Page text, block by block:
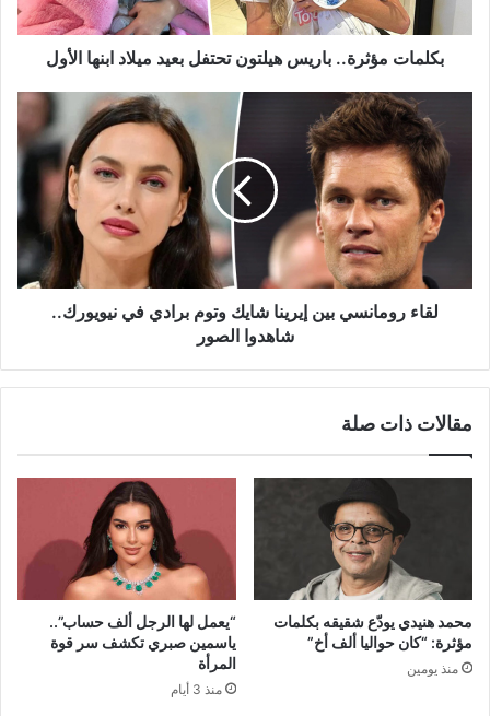
الأول
بكلمات مؤثرة.. باريس هيلتون تحتفل بعيد ميلاد ابنها الأول
رومانسي
إيرينا
نيويورك..
شاهدوالقاء رومانسي بين إيرينا شايك وتوم برادي في نيويورك..
شاهدوا الصور
مقالات ذات صلة
محمد هنيدي يودّع شقيقه بكلمات
مؤثرة: “كان حواليا ألف أخ”
منذ يومين
“يعمل لها الرجل ألف حساب”..
ياسمين صبري تكشف سر قوة
المرأة
منذ 3 أيام